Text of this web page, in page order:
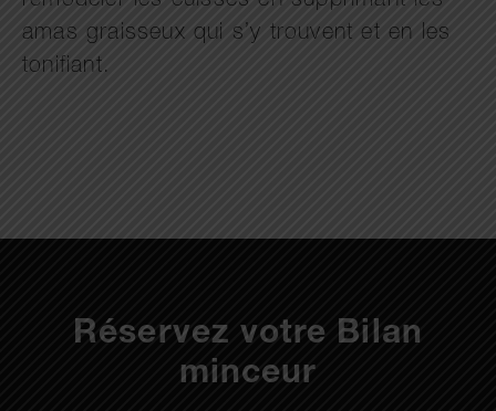
amas graisseux qui s’y trouvent et en les
tonifiant.
Réservez votre Bilan
minceur